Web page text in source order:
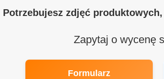
Potrzebujesz zdjęć
Zapytaj o wycenę
Formularz